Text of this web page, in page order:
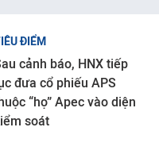
ĐIỂM
cảnh báo, HNX tiếp
đưa cổ phiếu APS
“họ” Apec vào diện
soát